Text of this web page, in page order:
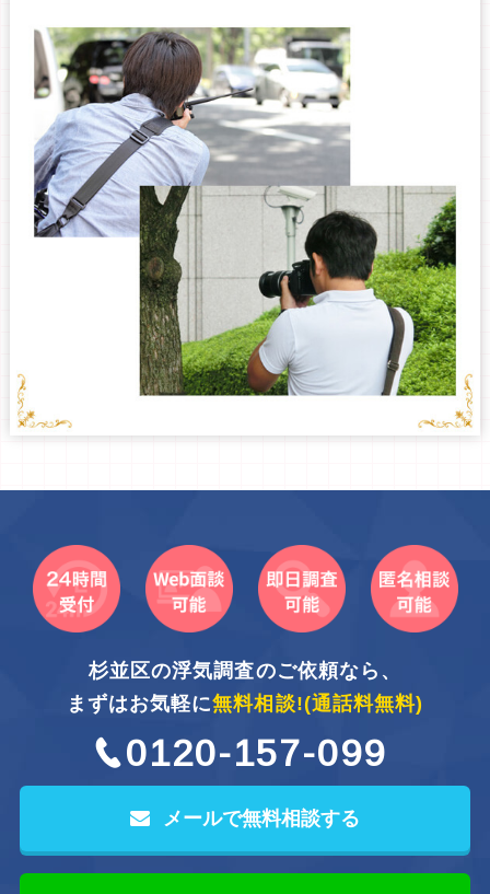
杉並区の浮気調査のご依頼なら、
まずはお気軽に無料相談!(通話料無料)
0120-157-099
メールで無料相談する